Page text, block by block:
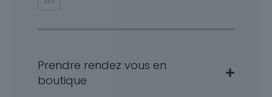
Prendre rendez vous en
boutique